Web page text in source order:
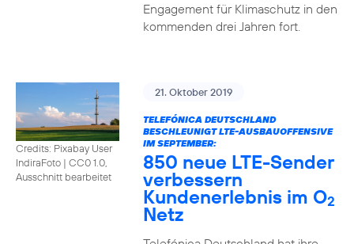
Engagement für Klimaschutz in den
kommenden drei Jahren fort.
Credits: Pixabay User
IndiraFoto | CC0 1.0,
Ausschnitt bearbeitet
21. Oktober 2019
TELEFÓNICA DEUTSCHLAND
BESCHLEUNIGT LTE-AUSBAUOFFENSIVE
IM SEPTEMBER:
850 neue LTE-Sender
verbessern
Kundenerlebnis im O2
Netz